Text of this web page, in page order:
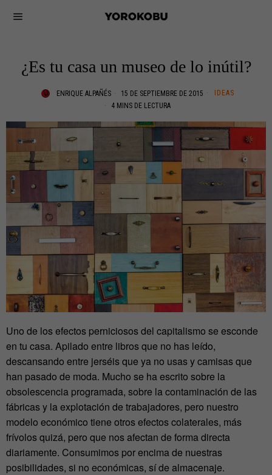
¿Es tu casa un museo de lo inútil?
ENRIQUE ALPAÑÉS 15 DE SEPTIEMBRE DE 2015
IDEAS
4 MINS DE LECTURA
Uno de los efectos perniciosos del capitalismo se esconde
en tu casa. Apilado entre libros que no has leído,
descansando entre jerséis que ya no usas y camisas que
han pasado de moda. Mucho se ha escrito sobre la
obsolescencia programada, sobre la contaminación de las
fábricas y la explotación de trabajadores, pero nuestro
modelo económico tiene otros efectos colaterales, más
frívolos quizá, pero que nos afectan de forma directa
diariamente. Consumimos por encima de nuestras
posibilidades, si no económicas, sí de almacenaje.